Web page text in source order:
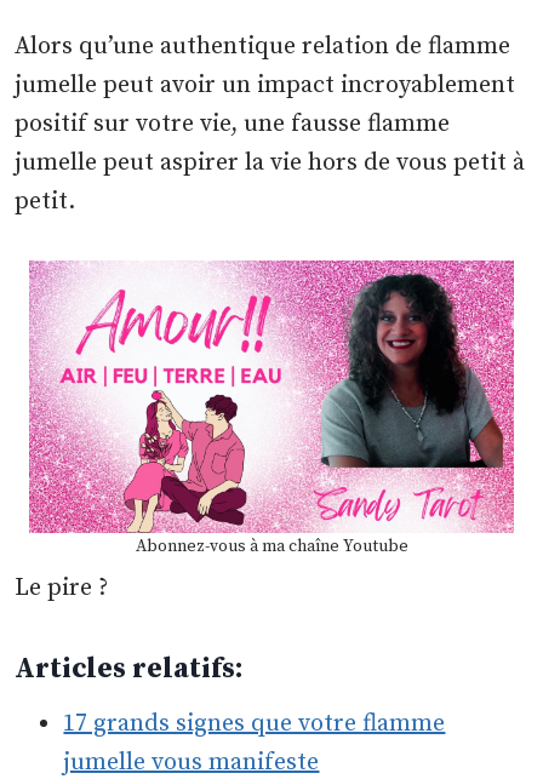
Alors qu’une authentique relation de flamme
jumelle peut avoir un impact incroyablement
positif sur votre vie, une fausse flamme
jumelle peut aspirer la vie hors de vous petit à
petit.
Abonnez-vous à ma chaîne Youtube
Le pire ?
Articles relatifs:
17 grands signes que votre flamme
jumelle vous manifeste